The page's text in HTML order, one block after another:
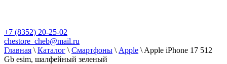
+7 (8352) 20-25-02
chestore_cheb@mail.ru
Главная \ Каталог \ Смартфоны \ Apple \ Apple iPhone 17 512
Gb esim, шалфейный зеленый